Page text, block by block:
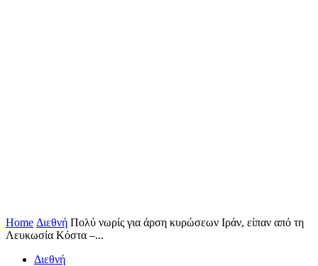
Home Διεθνή Πολύ νωρίς για άρση κυρώσεων Ιράν, είπαν από τη
Λευκωσία Κόστα –...
Διεθνή